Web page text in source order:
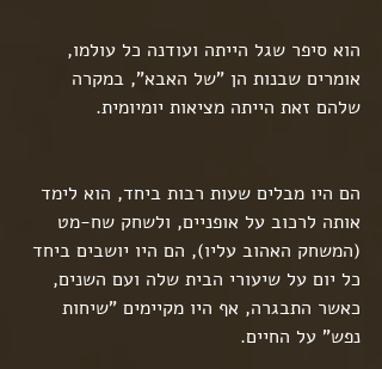
הוא סיפר שגל הייתה ועודנה כל עולמו,
אומרים שבנות הן "של האבא", במקרה
שלהם זאת הייתה מציאות יומיומית.
הם היו מבלים שעות רבות ביחד, הוא לימד
אותה לרכוב על אופניים, ולשחק שח-מט
(המשחק האהוב עליו), הם היו יושבים ביחד
כל יום על שיעורי הבית שלה ועם השנים,
כאשר התבגרה, אף היו מקיימים "שיחות
נפש" על החיים.